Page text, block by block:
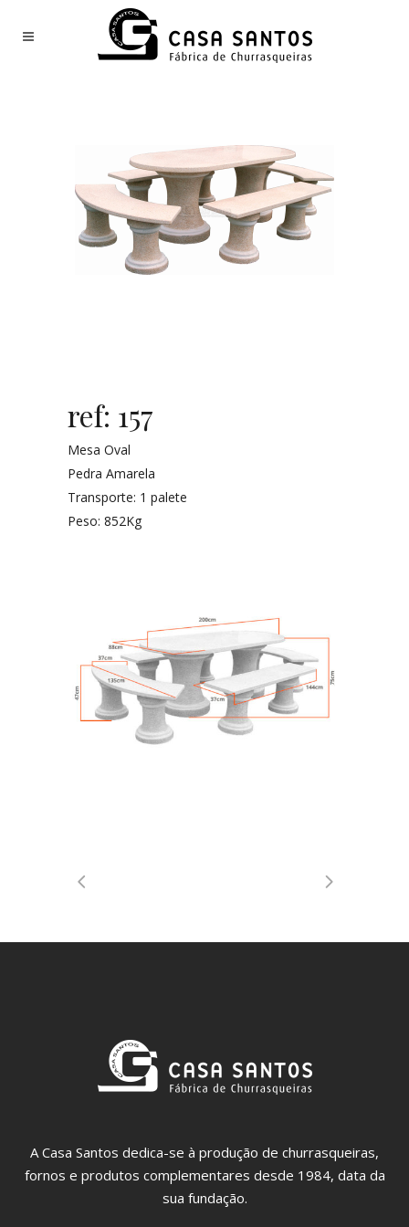
ref: 157
Mesa Oval
Pedra Amarela
Transporte: 1 palete
Peso: 852Kg
A Casa Santos dedica-se à produção de churrasqueiras,
fornos e produtos complementares desde 1984, data da
sua fundação.